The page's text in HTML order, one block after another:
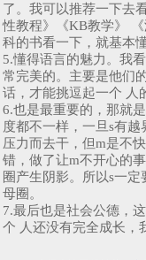
了。我可以推荐一下去
性教程》《KB教学》
科的书看一下，就基本
5.懂得语言的魅力。我
常完美的。主要是他们
话，才能挑逗起一个 人
6.也是最重要的，那就
度都不一样，一旦s有
压力而去干，但m是不
错，做了让m不开心的
圈产生阴影。所以s一
母圈。
7.最后也是社会公德，
个 人还没有完全成长，